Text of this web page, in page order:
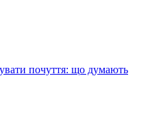
почуття: що думають